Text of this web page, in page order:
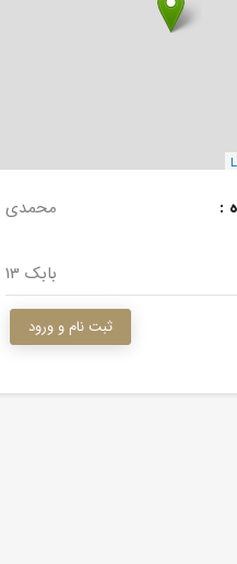
: محمدی
بابک 13
ثبت نام و ورود